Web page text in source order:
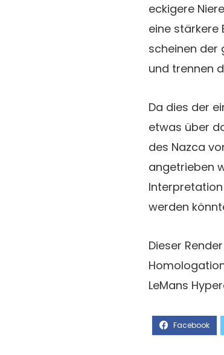
eckigere
eine stärkere
scheinen der
und trennen
Da dies der
etwas über
des Nazca
angetrieben
werden
Dieser
LeMans